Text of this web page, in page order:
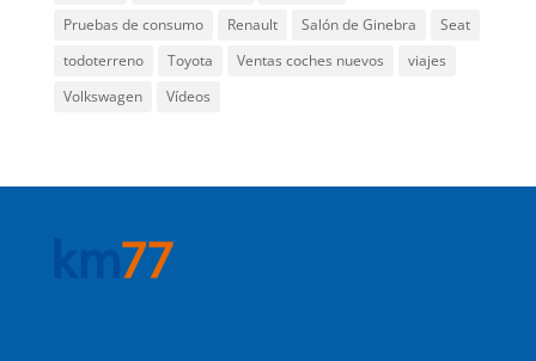
Pruebas de consumo
Renault Salón de Ginebra
Seat
todoterreno
Toyota Ventas coches nuevos
viajes
Volkswagen
Vídeos